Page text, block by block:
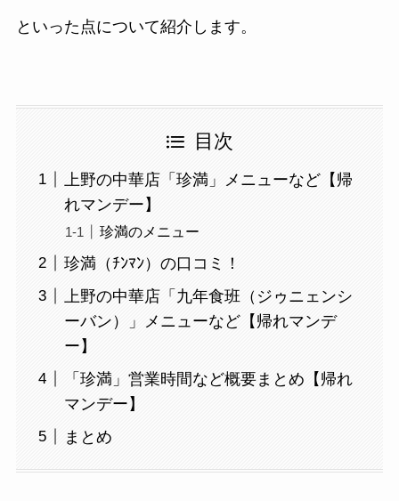
といった点について紹介します。
目次
上野の中華店「珍満」メニューなど【帰
れマンデー】
珍満のメニュー
珍満（ﾁﾝﾏﾝ）の口コミ！
上野の中華店「九年食班（ジゥニェンシ
ーバン）」メニューなど【帰れマンデ
ー】
「珍満」営業時間など概要まとめ【帰れ
マンデー】
まとめ